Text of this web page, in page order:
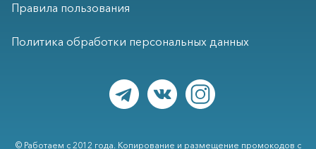
Правила пользования
Политика обработки персональных данных
© Работаем с 2012 года. Копирование и размещение промокодов с